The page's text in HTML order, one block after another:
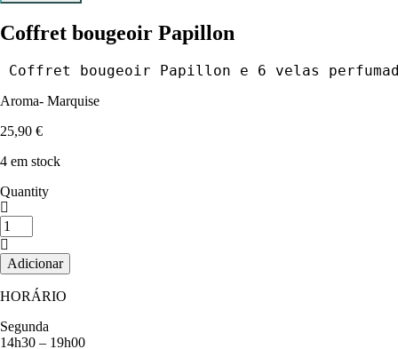
Coffret bougeoir Papillon
Coffret bougeoir Papillon e 6 velas
Aroma- Marquise
25,90 €
4 em stock
Quantity
Quantidade
de
Coffret
bougeoir
Papillon
Adicionar
HORÁRIO
Segunda
14h30 – 19h00